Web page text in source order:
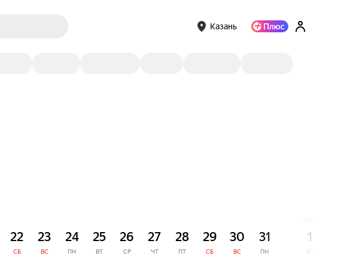
Казань
22
СБ
23
ВС
24
ПН
25
ВТ
26
СР
27
ЧТ
28
ПТ
29
СБ
30
ВС
31
ПН
1
ВТ